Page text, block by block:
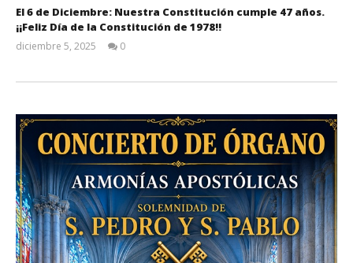
El 6 de Diciembre: Nuestra Constitución cumple 47 años.
¡¡Feliz Día de la Constitución de 1978!!
diciembre 5, 2025
0